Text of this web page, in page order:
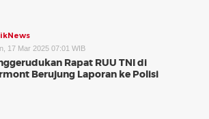
17 Mar 2025 07:01 WIB
Rapat RUU TNI di
Berujung Laporan ke Polisi